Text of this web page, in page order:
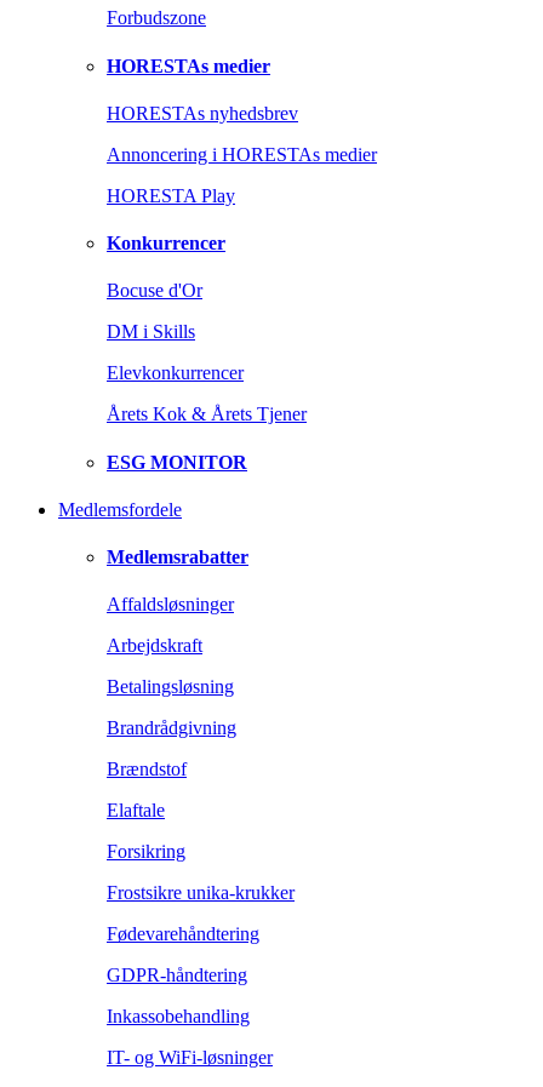
Forbudszone
HORESTAs medier
HORESTAs nyhedsbrev
Annoncering i HORESTAs medier
HORESTA Play
Konkurrencer
Bocuse d'Or
DM i Skills
Elevkonkurrencer
Årets Kok & Årets Tjener
ESG MONITOR
Medlemsfordele
Medlemsrabatter
Affaldsløsninger
Arbejdskraft
Betalingsløsning
Brandrådgivning
Brændstof
Elaftale
Forsikring
Frostsikre unika-krukker
Fødevarehåndtering
GDPR-håndtering
Inkassobehandling
IT- og WiFi-løsninger